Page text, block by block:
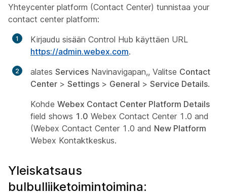
Yhteycenter platform (Contact Center) tunnistaa your
contact center platform:
Kirjaudu sisään Control Hub käyttäen URL
https://admin.webex.com.
alates Services Navinavigapan,, Valitse Contact
Center > Settings > General > Service Details.
Kohde Webex Contact Center Platform Details
field shows 1.0 Webex Contact Center 1.0 and
(Webex Contact Center 1.0 and New Platform
Webex Kontaktkeskus.
Yleiskatsaus
bulbulliiketoimintoimina: